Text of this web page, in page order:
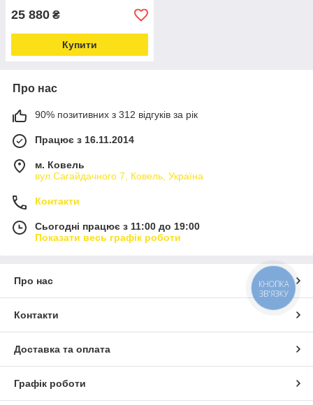
25 880 ₴
Купити
Про нас
90% позитивних з 312 відгуків за рік
Працює з 16.11.2014
м. Ковель
вул.Сагайдачного 7, Ковель, Україна
Контакти
Сьогодні працює з 11:00 до 19:00
Показати весь графік роботи
Про нас
Контакти
Доставка та оплата
Графік роботи
КНОПКА
ЗВ'ЯЗКУ